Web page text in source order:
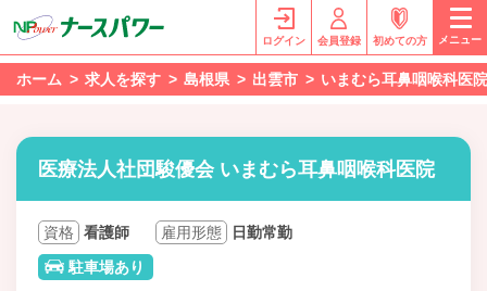
ログイン 会員登録 初めての方 メニュー
ホーム 求人を探す 島根県 出雲市 いまむら耳鼻咽喉科医院
医療法人社団駿優会 いまむら耳鼻咽喉科医院
資格 看護師 雇用形態
日勤常勤
駐車場あり